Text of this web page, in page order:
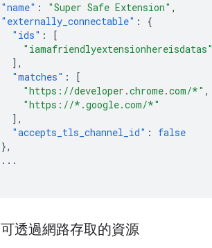
"name" : "Super Safe Extension" ,
"externally_connectable" :
{
"ids" :
[
"iamafriendlyextensionhereisdatas"
],
"matches" :
[
"https://developer.chrome.com/*" ,
"https://*.google.com/*"
],
"accepts_tls_channel_id" :
false
},
...
可透過網路存取的資源